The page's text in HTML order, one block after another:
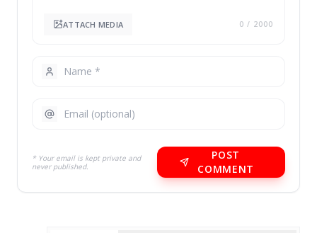
ATTACH MEDIA 0 / 2000
* Your email is kept private and
never published.
POST
COMMENT